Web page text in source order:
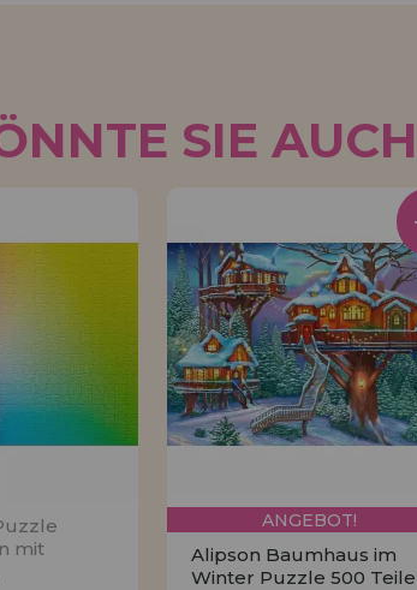
SIE
mit
ANGEBOT!
Alipson Baumhaus im
Winter Puzzle 500 Teile